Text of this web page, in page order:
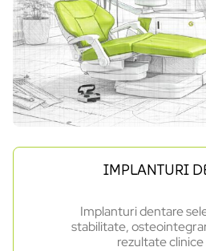
IMPLANTURI
Implanturi dentare
stabilitate,
rezultate clinice